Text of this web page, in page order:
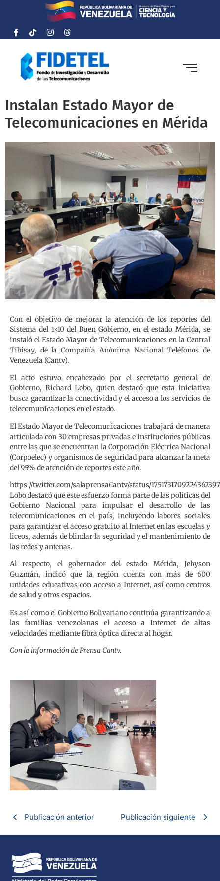
Instalan Estado Mayor de
Telecomunicaciones en Mérida
Con el objetivo de mejorar la atención de los reportes del
Sistema del 1×10 del Buen Gobierno, en el estado Mérida, se
instaló el Estado Mayor de Telecomunicaciones en la Central
Tibisay, de la Compañía Anónima Nacional Teléfonos de
Venezuela (Cantv).
El acto estuvo encabezado por el secretario general de
Gobierno, Richard Lobo, quien destacó que esta iniciativa
busca garantizar la conectividad y el acceso a los servicios de
telecomunicaciones en el estado.
El Estado Mayor de Telecomunicaciones trabajará de manera
articulada con 30 empresas privadas e instituciones públicas
entre las que se encuentran la Corporación Eléctrica Nacional
(Corpoelec) y organismos de seguridad para alcanzar la meta
del 95% de atención de reportes este año.
https://twitter.com/salaprensaCantv/status/1751731709224362397
Lobo destacó que este esfuerzo forma parte de las políticas del
Gobierno Nacional para impulsar el desarrollo de las
telecomunicaciones en el país, incluyendo labores sociales
para garantizar el acceso gratuito al Internet en las escuelas y
liceos, además de blindar la seguridad y el mantenimiento de
las redes y antenas.
Al respecto, el gobernador del estado Mérida, Jehyson
Guzmán, indicó que la región cuenta con más de 600
unidades educativas con acceso a Internet, así como centros
de salud y otros espacios.
Es así como el Gobierno Bolivariano continúa garantizando a
las familias venezolanas el acceso a Internet de altas
velocidades mediante fibra óptica directa al hogar.
Con la información de Prensa Cantv.
Publicación anterior Publicación siguiente